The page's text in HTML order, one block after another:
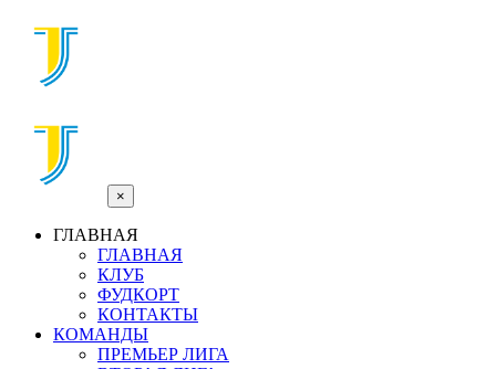
×
ГЛАВНАЯ
ГЛАВНАЯ
КЛУБ
ФУДКОРТ
КОНТАКТЫ
КОМАНДЫ
ПРЕМЬЕР ЛИГА